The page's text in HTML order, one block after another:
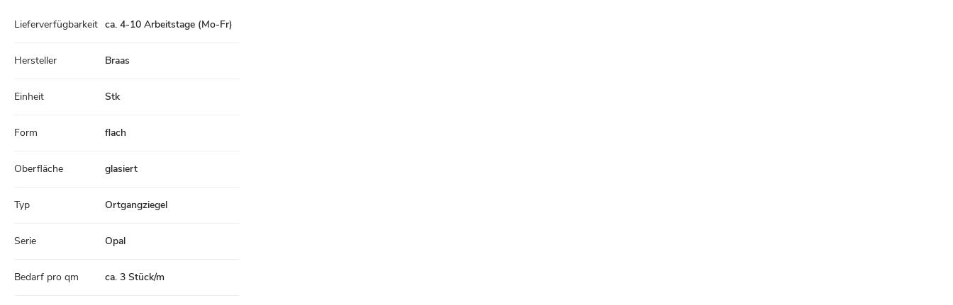
Daten
Lieferverfügbarkeit ca. 4-10 Arbeitstage (Mo-Fr)
Hersteller Braas
Einheit Stk
Form flach
Oberfläche glasiert
Typ Ortgangziegel
Serie Opal
Bedarf pro qm ca. 3 Stück/m